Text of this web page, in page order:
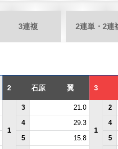
3連複 2連単・2連
2 石原 翼 3
1
3 21.0
1
2
4 29.3
4
5 15.8
5